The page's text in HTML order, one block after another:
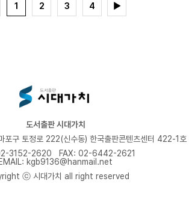
1 2 3 4 ▶
도서출판 시대가치
구 토정로 222(신수동) 한국출판콘텐츠센터 422-1호
3152-2620
FAX: 02-6442-2621
EMAIL: kgb9136@hanmail.net
ⓒ 시대가치 all right reserved